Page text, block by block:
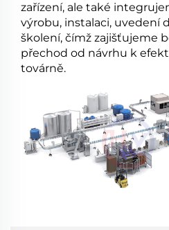
zařízení, ale také
výrobu, instalaci, uvedení
školení, čímž zajišťujeme
přechod od návrhu k
továrně.